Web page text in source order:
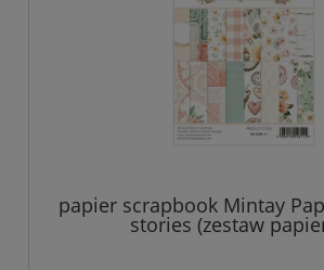
papier scrapbook Mintay
stories (zestaw
uzupełniających)